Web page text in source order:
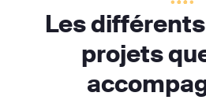
Les
projets